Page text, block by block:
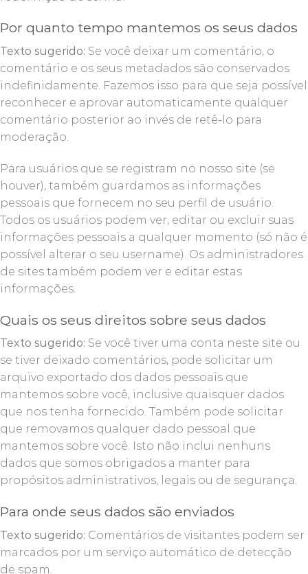
Por quanto tempo mantemos os seus dados
Texto sugerido: Se você deixar um comentário, o
comentário e os seus metadados são conservados
indefinidamente. Fazemos isso para que seja possível
reconhecer e aprovar automaticamente qualquer
comentário posterior ao invés de retê-lo para
moderação.
Para usuários que se registram no nosso site (se
houver), também guardamos as informações
pessoais que fornecem no seu perfil de usuário.
Todos os usuários podem ver, editar ou excluir suas
informações pessoais a qualquer momento (só não é
possível alterar o seu username). Os administradores
de sites também podem ver e editar estas
informações.
Quais os seus direitos sobre seus dados
Texto sugerido: Se você tiver uma conta neste site ou
se tiver deixado comentários, pode solicitar um
arquivo exportado dos dados pessoais que
mantemos sobre você, inclusive quaisquer dados
que nos tenha fornecido. Também pode solicitar
que removamos qualquer dado pessoal que
mantemos sobre você. Isto não inclui nenhuns
dados que somos obrigados a manter para
propósitos administrativos, legais ou de segurança.
Para onde seus dados são enviados
Texto sugerido: Comentários de visitantes podem ser
marcados por um serviço automático de detecção
de spam.